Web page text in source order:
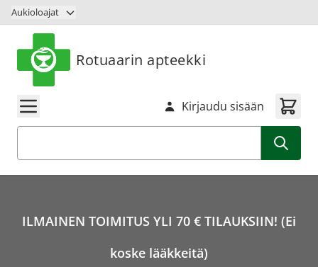
Siirry sisältöön
Aukioloajat
Rotuaarin apteekki
Kirjaudu sisään
ILMAINEN TOIMITUS YLI 70 € TILAUKSIIN! (Ei
koske lääkkeitä)